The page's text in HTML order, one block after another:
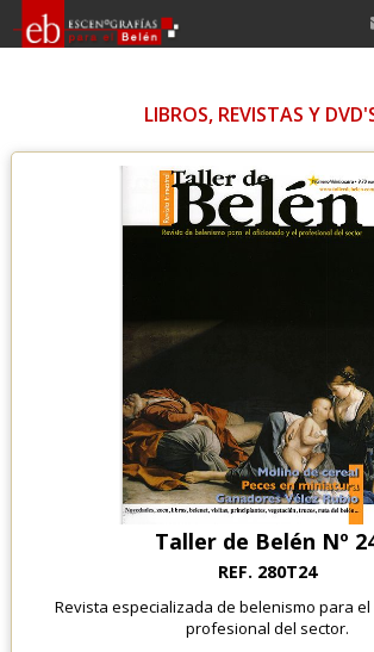
LIBROS, REVISTAS Y
Taller de Belén Nº
REF. 280T24
Revista especializada de belenismo para
profesional del sector.